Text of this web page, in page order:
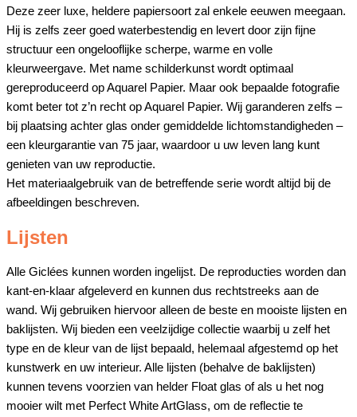
Deze zeer luxe, heldere papiersoort zal enkele eeuwen meegaan.
Hij is zelfs zeer goed waterbestendig en levert door zijn fijne
structuur een ongelooflijke scherpe, warme en volle
kleurweergave. Met name schilderkunst wordt optimaal
gereproduceerd op Aquarel Papier. Maar ook bepaalde fotografie
komt beter tot z’n recht op Aquarel Papier. Wij garanderen zelfs –
bij plaatsing achter glas onder gemiddelde lichtomstandigheden –
een kleurgarantie van 75 jaar, waardoor u uw leven lang kunt
genieten van uw reproductie.
Het materiaalgebruik van de betreffende serie wordt altijd bij de
afbeeldingen beschreven.
Lijsten
Alle Giclées kunnen worden ingelijst. De reproducties worden dan
kant-en-klaar afgeleverd en kunnen dus rechtstreeks aan de
wand. Wij gebruiken hiervoor alleen de beste en mooiste lijsten en
baklijsten. Wij bieden een veelzijdige collectie waarbij u zelf het
type en de kleur van de lijst bepaald, helemaal afgestemd op het
kunstwerk en uw interieur. Alle lijsten (behalve de baklijsten)
kunnen tevens voorzien van helder Float glas of als u het nog
mooier wilt met Perfect White ArtGlass, om de reflectie te